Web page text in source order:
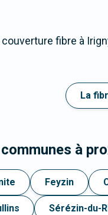
fibre à
La
à
Feyzin
Sérézin-du-